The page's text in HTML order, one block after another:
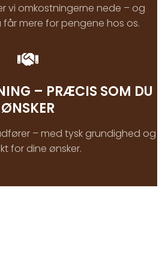
vi omkostningerne nede – og
får mere for pengene hos os.
– PRÆCIS SOM DU
ØNSKER
– med tysk grundighed og
for dine ønsker.